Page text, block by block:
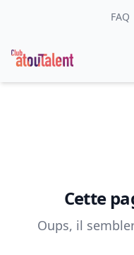
FAQ
Cette
Oups, il